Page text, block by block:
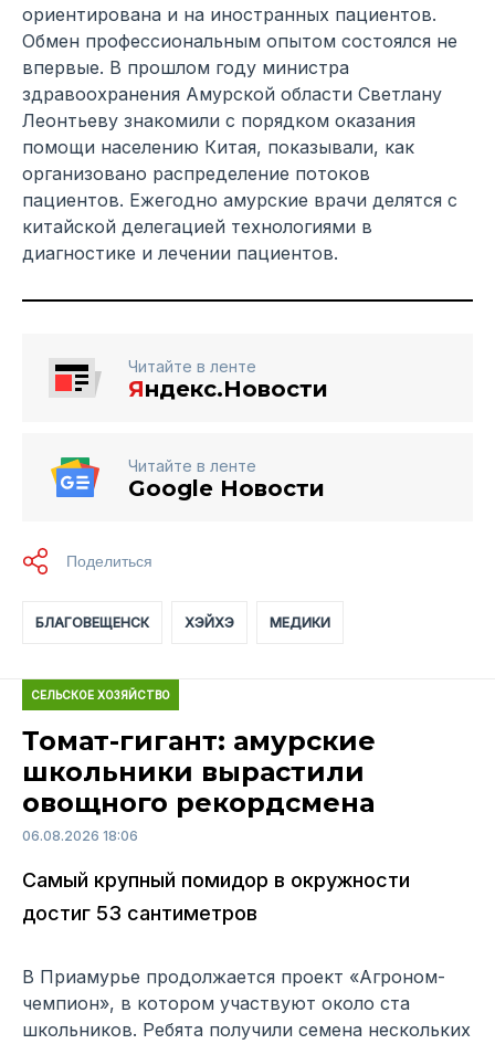
ориентирована и на иностранных пациентов.
Обмен профессиональным опытом состоялся не
впервые. В прошлом году министра
здравоохранения Амурской области Светлану
Леонтьеву знакомили с порядком оказания
помощи населению Китая, показывали, как
организовано распределение потоков
пациентов. Ежегодно амурские врачи делятся с
китайской делегацией технологиями в
диагностике и лечении пациентов.
Читайте в ленте
Яндекс.Новости
Читайте в ленте
Google Новости
БЛАГОВЕЩЕНСК ХЭЙХЭ МЕДИКИ
СЕЛЬСКОЕ ХОЗЯЙСТВО
Томат-гигант: амурские
школьники вырастили
овощного рекордсмена
06.08.2026 18:06
Самый крупный помидор в окружности
достиг 53 сантиметров
В Приамурье продолжается проект «Агроном-
чемпион», в котором участвуют около ста
школьников. Ребята получили семена нескольких